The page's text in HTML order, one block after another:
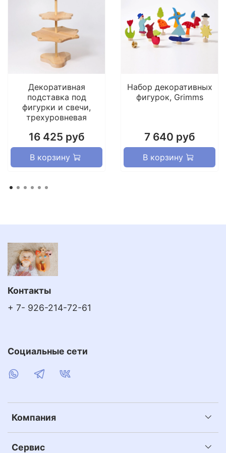
В детском магазине деревянных игрушек Гримс
представлены деревянные развивающие игрушки
для малышей и маленьких детей: погремушки
грызунки каталочки машинки грузовики,
кораблики деревянные радуги, наши, куклы
вальдорф, шнуровки логические карточки для игр
и обучения, большие строительные наборы детям
головоломки детские шарики бусины (бусы) и
другие игры для детей 3- 4 лет.
Декоративная
подставка под
фигурки и свечи,
трехуровневая
16 425 руб
В корзину
Набор декоративных
фигурок, Grimms
7 640 руб
В корзину
Компания
Сервис
Контакты
+ 7- 926-214-72-61
Социальные сети